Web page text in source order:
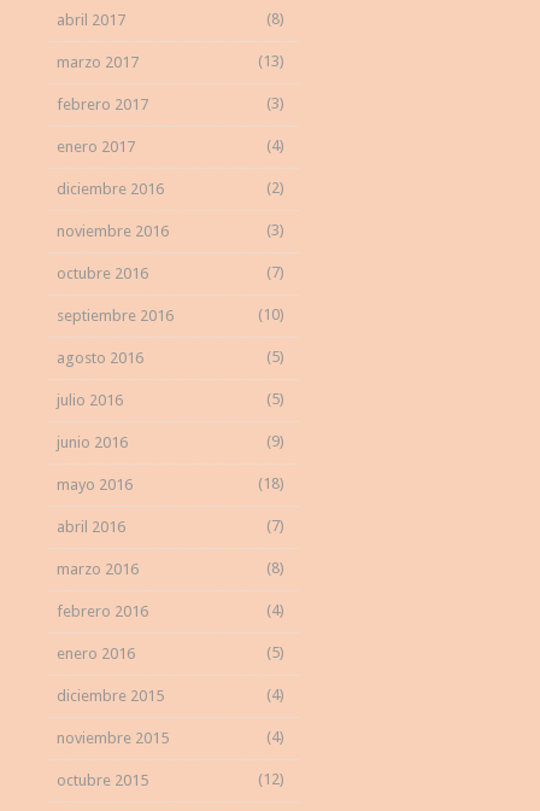
abril 2017 (8)
marzo 2017 (13)
febrero 2017 (3)
enero 2017 (4)
diciembre 2016 (2)
noviembre 2016 (3)
octubre 2016 (7)
septiembre 2016 (10)
agosto 2016 (5)
julio 2016 (5)
junio 2016 (9)
mayo 2016 (18)
abril 2016 (7)
marzo 2016 (8)
febrero 2016 (4)
enero 2016 (5)
diciembre 2015 (4)
noviembre 2015 (4)
octubre 2015 (12)